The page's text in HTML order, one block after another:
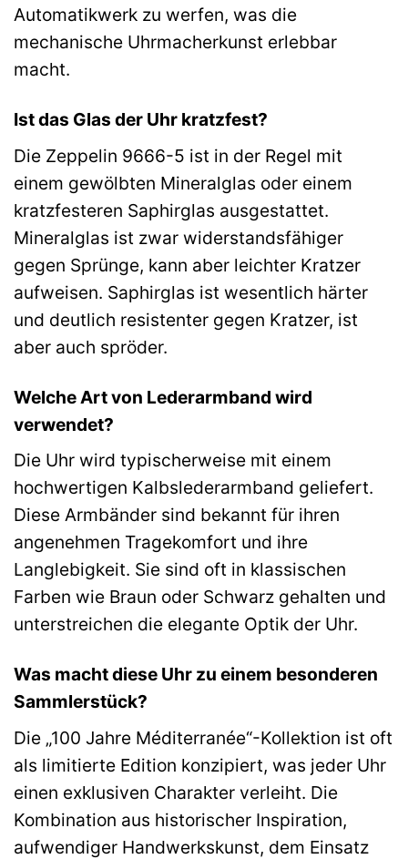
Automatikwerk zu werfen, was die
mechanische Uhrmacherkunst erlebbar
macht.
Ist das Glas der Uhr kratzfest?
Die Zeppelin 9666-5 ist in der Regel mit
einem gewölbten Mineralglas oder einem
kratzfesteren Saphirglas ausgestattet.
Mineralglas ist zwar widerstandsfähiger
gegen Sprünge, kann aber leichter Kratzer
aufweisen. Saphirglas ist wesentlich härter
und deutlich resistenter gegen Kratzer, ist
aber auch spröder.
Welche Art von Lederarmband wird
verwendet?
Die Uhr wird typischerweise mit einem
hochwertigen Kalbslederarmband geliefert.
Diese Armbänder sind bekannt für ihren
angenehmen Tragekomfort und ihre
Langlebigkeit. Sie sind oft in klassischen
Farben wie Braun oder Schwarz gehalten und
unterstreichen die elegante Optik der Uhr.
Was macht diese Uhr zu einem besonderen
Sammlerstück?
Die „100 Jahre Méditerranée“-Kollektion ist oft
als limitierte Edition konzipiert, was jeder Uhr
einen exklusiven Charakter verleiht. Die
Kombination aus historischer Inspiration,
aufwendiger Handwerkskunst, dem Einsatz